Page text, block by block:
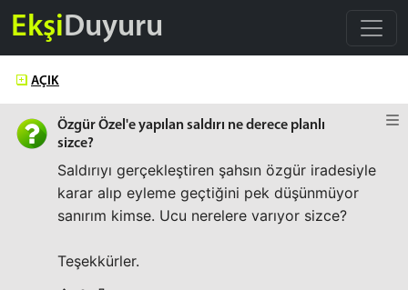
EkşiDuyuru
AÇIK
Özgür Özel'e yapılan saldırı ne derece planlı
sizce?
Saldırıyı gerçekleştiren şahsın özgür iradesiyle
karar alıp eyleme geçtiğini pek düşünmüyor
sanırım kimse. Ucu nerelere varıyor sizce?
Teşekkürler.